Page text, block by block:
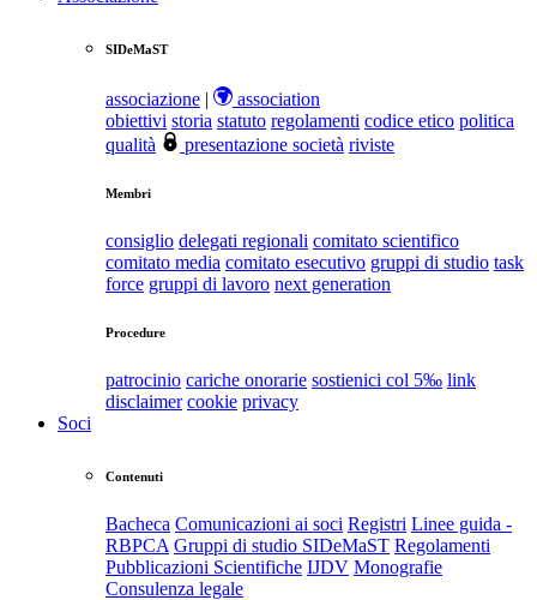
SIDeMaST
associazione |
association
obiettivi storia statuto regolamenti codice etico politica
qualità
presentazione società riviste
Membri
consiglio delegati regionali comitato scientifico
comitato media comitato esecutivo gruppi di studio task
force gruppi di lavoro next generation
Procedure
patrocinio cariche onorarie sostienici col 5‰ link
disclaimer cookie privacy
Soci
Contenuti
Bacheca Comunicazioni ai soci Registri Linee guida -
RBPCA Gruppi di studio SIDeMaST Regolamenti
Pubblicazioni Scientifiche IJDV Monografie
Consulenza legale